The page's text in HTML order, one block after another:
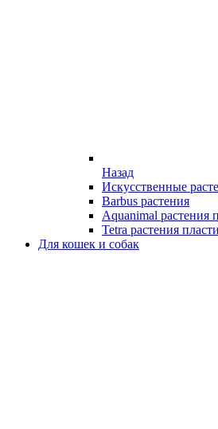
Назад
Искусственные
Barbus растения
Aquanimal растения
Tetra растения
Для кошек и собак